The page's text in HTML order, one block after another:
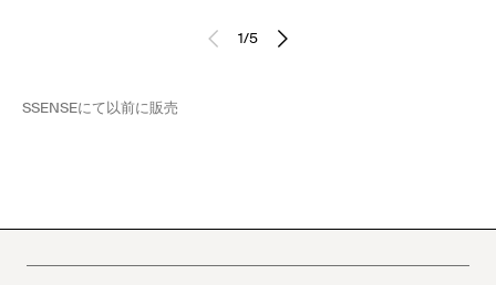
1/5
SSENSEにて以前に販売